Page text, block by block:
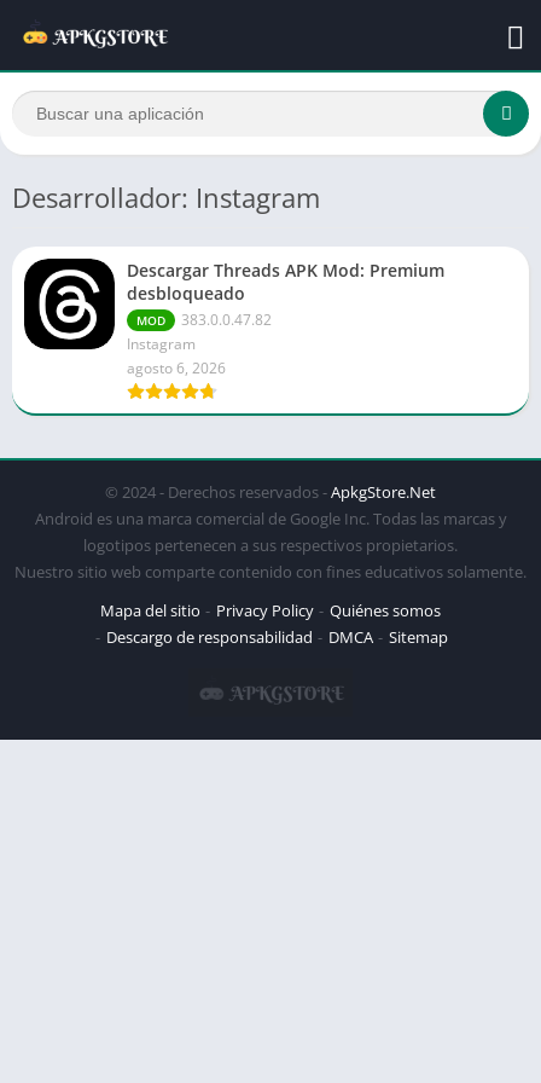
Desarrollador: Instagram
Descargar Threads APK Mod: Premium
desbloqueado
MOD
383.0.0.47.82
Instagram
agosto 6, 2026
© 2024 - Derechos reservados -ApkgStore.Net
Android es una marca comercial de Google Inc. Todas las marcas y
logotipos pertenecen a sus respectivos propietarios.
Nuestro sitio web comparte contenido con fines educativos solamente.
Mapa del sitio
Privacy Policy
Quiénes somos
Descargo de responsabilidad
DMCA Sitemap